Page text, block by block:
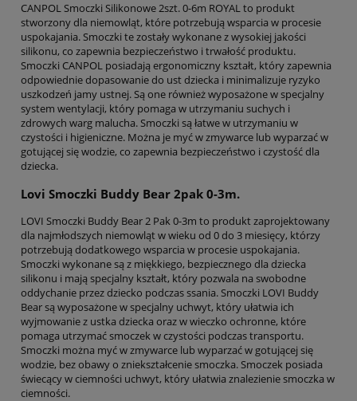
CANPOL Smoczki Silikonowe 2szt. 0-6m ROYAL to produkt
stworzony dla niemowląt, które potrzebują wsparcia w procesie
uspokajania. Smoczki te zostały wykonane z wysokiej jakości
silikonu, co zapewnia bezpieczeństwo i trwałość produktu.
Smoczki CANPOL posiadają ergonomiczny kształt, który zapewnia
odpowiednie dopasowanie do ust dziecka i minimalizuje ryzyko
uszkodzeń jamy ustnej. Są one również wyposażone w specjalny
system wentylacji, który pomaga w utrzymaniu suchych i
zdrowych warg malucha. Smoczki są łatwe w utrzymaniu w
czystości i higieniczne. Można je myć w zmywarce lub wyparzać w
gotującej się wodzie, co zapewnia bezpieczeństwo i czystość dla
dziecka.
Lovi Smoczki Buddy Bear 2pak 0-3m.
LOVI Smoczki Buddy Bear 2 Pak 0-3m to produkt zaprojektowany
dla najmłodszych niemowląt w wieku od 0 do 3 miesięcy, którzy
potrzebują dodatkowego wsparcia w procesie uspokajania.
Smoczki wykonane są z miękkiego, bezpiecznego dla dziecka
silikonu i mają specjalny kształt, który pozwala na swobodne
oddychanie przez dziecko podczas ssania. Smoczki LOVI Buddy
Bear są wyposażone w specjalny uchwyt, który ułatwia ich
wyjmowanie z ustka dziecka oraz w wieczko ochronne, które
pomaga utrzymać smoczek w czystości podczas transportu.
Smoczki można myć w zmywarce lub wyparzać w gotującej się
wodzie, bez obawy o zniekształcenie smoczka. Smoczek posiada
świecący w ciemności uchwyt, który ułatwia znalezienie smoczka w
ciemności.